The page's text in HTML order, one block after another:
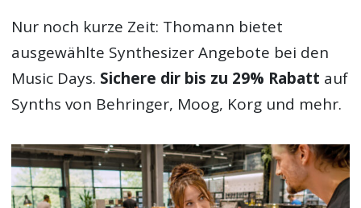
Nur noch kurze Zeit: Thomann bietet
ausgewählte Synthesizer Angebote bei den
Music Days. Sichere dir bis zu 29% Rabatt auf
Synths von Behringer, Moog, Korg und mehr.